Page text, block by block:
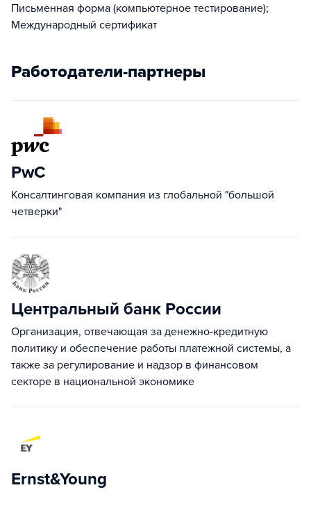
Письменная форма (компьютерное тестирование);
Международный сертификат
Работодатели-партнеры
PwC
Консалтинговая компания из глобальной "большой
четверки"
Центральный банк России
Организация, отвечающая за денежно-кредитную
политику и обеспечение работы платежной системы, а
также за регулирование и надзор в финансовом
секторе в национальной экономике
Ernst&Young